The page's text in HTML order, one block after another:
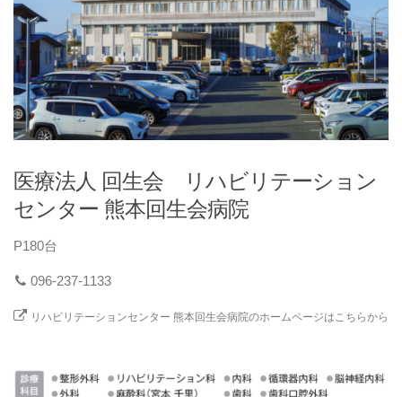
医療法人 回生会 リハビリテーション
センター 熊本回生会病院
P180台
096-237-1133
リハビリテーションセンター 熊本回生会病院のホームページはこちらから